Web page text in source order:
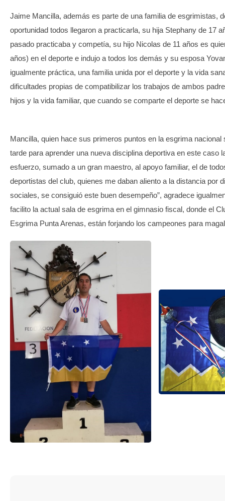
Jaime Mancilla, además es parte de una familia de esgrimistas,
oportunidad todos llegaron a practicarla, su hija Stephany de 17
pasado practicaba y competía, su hijo Nicolas de 11 años es
años) en el deporte e indujo a todos los demás y su esposa
igualmente práctica, una familia unida por el deporte y la vida
dificultades propias de compatibilizar los trabajos de ambos
hijos y la vida familiar, que cuando se comparte el deporte se
Mancilla, quien hace sus primeros puntos en la esgrima nacional
tarde para aprender una nueva disciplina deportiva en este caso
esfuerzo, sumado a un gran maestro, al apoyo familiar, el de
deportistas del club, quienes me daban aliento a la distancia por
sociales, se consiguió este buen desempeño”, agradece
facilito la actual sala de esgrima en el gimnasio fiscal, donde el
Esgrima Punta Arenas, están forjando los campeones para